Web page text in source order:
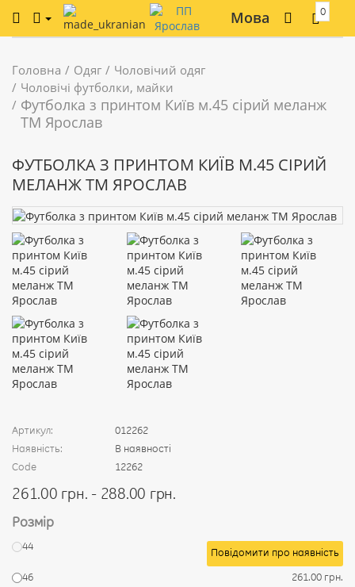
Мова 0
Головна Одяг
Чоловічий одяг
Чоловічі футболки, майки
Футболка з принтом Київ м.45 сірий меланж
ТМ Ярослав
ФУТБОЛКА З ПРИНТОМ КИЇВ М.45 СІРИЙ
МЕЛАНЖ ТМ ЯРОСЛАВ
Артикул:
012262
Наявність:
В наявності
Code
12262
261.00 грн. - 288.00 грн.
Розмір
44
Повідомити про наявність
46
261.00 грн.